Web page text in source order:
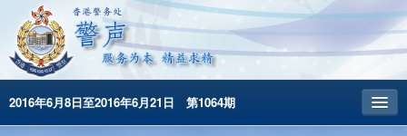
2016年6月8日至2016年6月21日 第1064期